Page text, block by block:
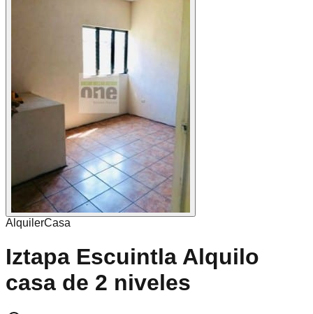
AlquilerCasa
Iztapa Escuintla Alquilo
casa de 2 niveles